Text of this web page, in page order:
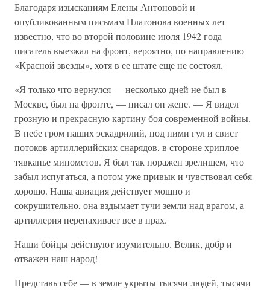
Благодаря изысканиям Елены Антоновой и
опубликованным письмам Платонова военных лет
известно, что во второй половине июля 1942 года
писатель выезжал на фронт, вероятно, по направлению
«Красной звезды», хотя в ее штате еще не состоял.
«Я только что вернулся — несколько дней не был в
Москве, был на фронте, — писал он жене. — Я видел
грозную и прекрасную картину боя современной войны.
В небе гром наших эскадрилий, под ними гул и свист
потоков артиллерийских снарядов, в стороне хриплое
тявканье минометов. Я был так поражен зрелищем, что
забыл испугаться, а потом уже привык и чувствовал себя
хорошо. Наша авиация действует мощно и
сокрушительно, она вздымает тучи земли над врагом, а
артиллерия перепахивает все в прах.
Наши бойцы действуют изумительно. Велик, добр и
отважен наш народ!
Представь себе — в земле укрыты тысячи людей, тысячи